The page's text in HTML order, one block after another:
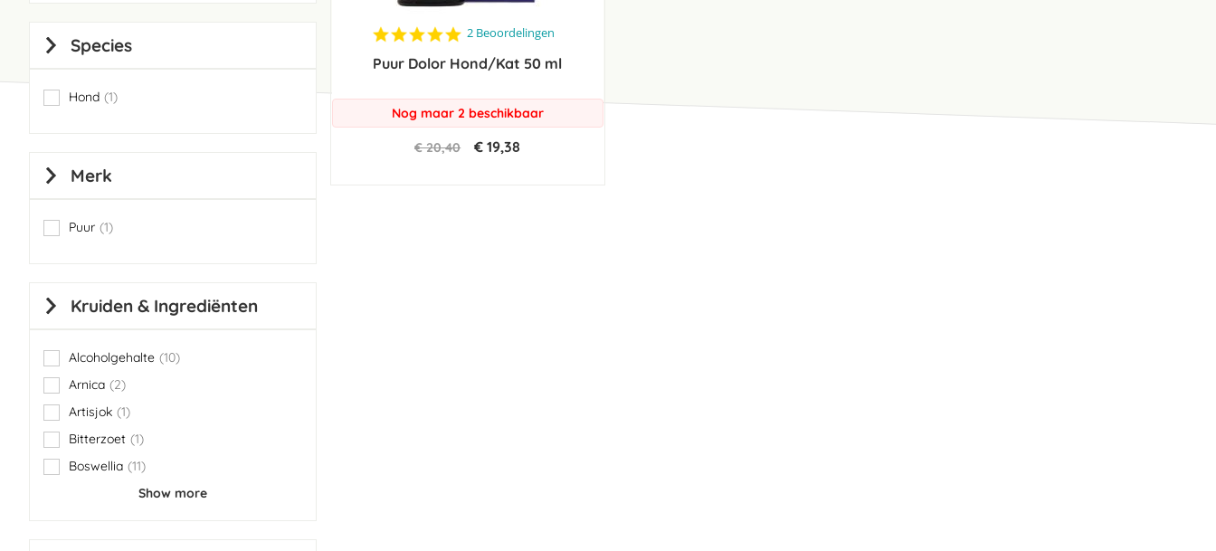
5.0
rating
2 Beoordelingen
Puur Dolor Hond/Kat 50 ml
Nog maar 2 beschikbaar
€ 20,40 € 19,38
Species
Hond 1
item
Merk
Puur 1
item
Kruiden & Ingrediënten
Alcoholgehalte 10
items
Arnica
2
items
Artisjok 1
item
Bitterzoet 1
item
Boswellia 11
items
Show more